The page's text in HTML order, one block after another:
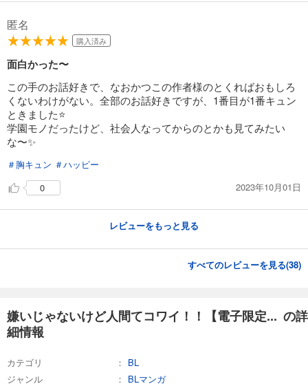
匿名
購入済み
面白かった〜
この手のお話好きで、なおかつこの作者様のとくればおもしろ
くないわけがない。全部のお話好きですが、1番目が1番キュン
ときました⭐️
学園モノだったけど、社会人なってからのとかも見てみたい
な〜✨
＃胸キュン ＃ハッピー
0
2023年10月01日
レビューをもっと見る
すべてのレビューを見る(38)
嫌いじゃないけど人間てコワイ！！【電子限定... の詳
細情報
カテゴリ
BL
ジャンル
BLマンガ